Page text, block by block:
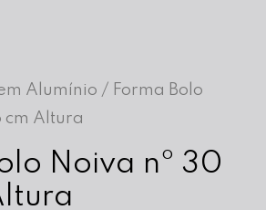
Alumínio / Forma Bolo
cm Altura
Noiva nº 30